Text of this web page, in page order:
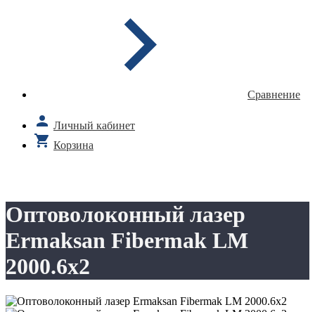
Сравнение
Личный кабинет
Корзина
Оптоволоконный лазер
Ermaksan Fibermak LM
2000.6x2